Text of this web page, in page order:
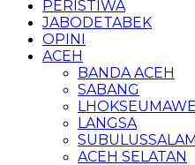
PERISTIWA
JABODETABEK
OPINI
ACEH
BANDA ACEH
SABANG
LHOKSEUMAWE
LANGSA
SUBULUSSALAM
ACEH SELATAN